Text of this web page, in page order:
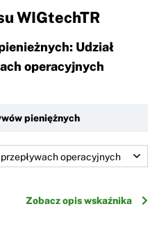
WIGtechTR
Udział
operacyjnych
pieniężnych
Zobacz opis wskaźnika